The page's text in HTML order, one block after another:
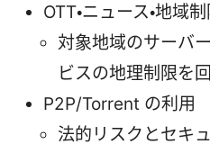
OTT・ニュース・地域
対象地域のサーバ
ビスの地理制限を
P2P/Torrent の利用
法的リスクとセキ